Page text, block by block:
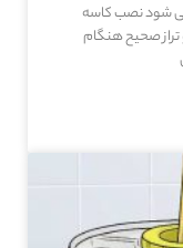
شود نصب کاسه
صحیح هنگام